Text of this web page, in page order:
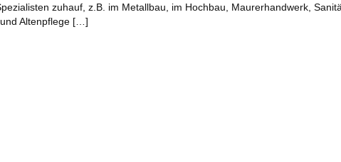
zuhauf, z.B. im Metallbau, im Hochbau, Maurerhandwerk,
Altenpflege […]